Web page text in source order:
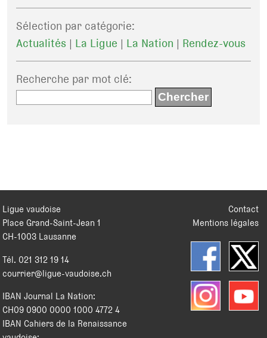
Sélection par catégorie:
Actualités | La Ligue | La Nation | Rendez-vous
Recherche par mot clé:
Contact
Mentions légales
Ligue vaudoise
Place Grand-Saint-Jean 1
CH-1003 Lausanne
Tél. 021 312 19 14
courrier@ligue-vaudoise.ch
IBAN Journal La Nation:
CH09 0900 0000 1000 4772 4
IBAN Cahiers de la Renaissance